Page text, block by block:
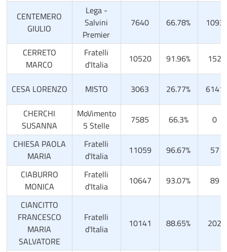
CENTEMERO
GIULIO
Lega -
Salvini
Premier
7640 66.78% 1093
CERRETO
MARCO
Fratelli
d'Italia
10520 91.96% 152
CESA LORENZO MISTO 3063 26.77%
6141
CHERCHI
SUSANNA
MoVimento
5 Stelle
7585 66.3%
0
CHIESA PAOLA
MARIA
Fratelli
d'Italia
11059 96.67%
57
CIABURRO
MONICA
Fratelli
d'Italia
10647 93.07%
89
CIANCITTO
FRANCESCO
MARIA
SALVATORE
Fratelli
d'Italia
10141 88.65% 202